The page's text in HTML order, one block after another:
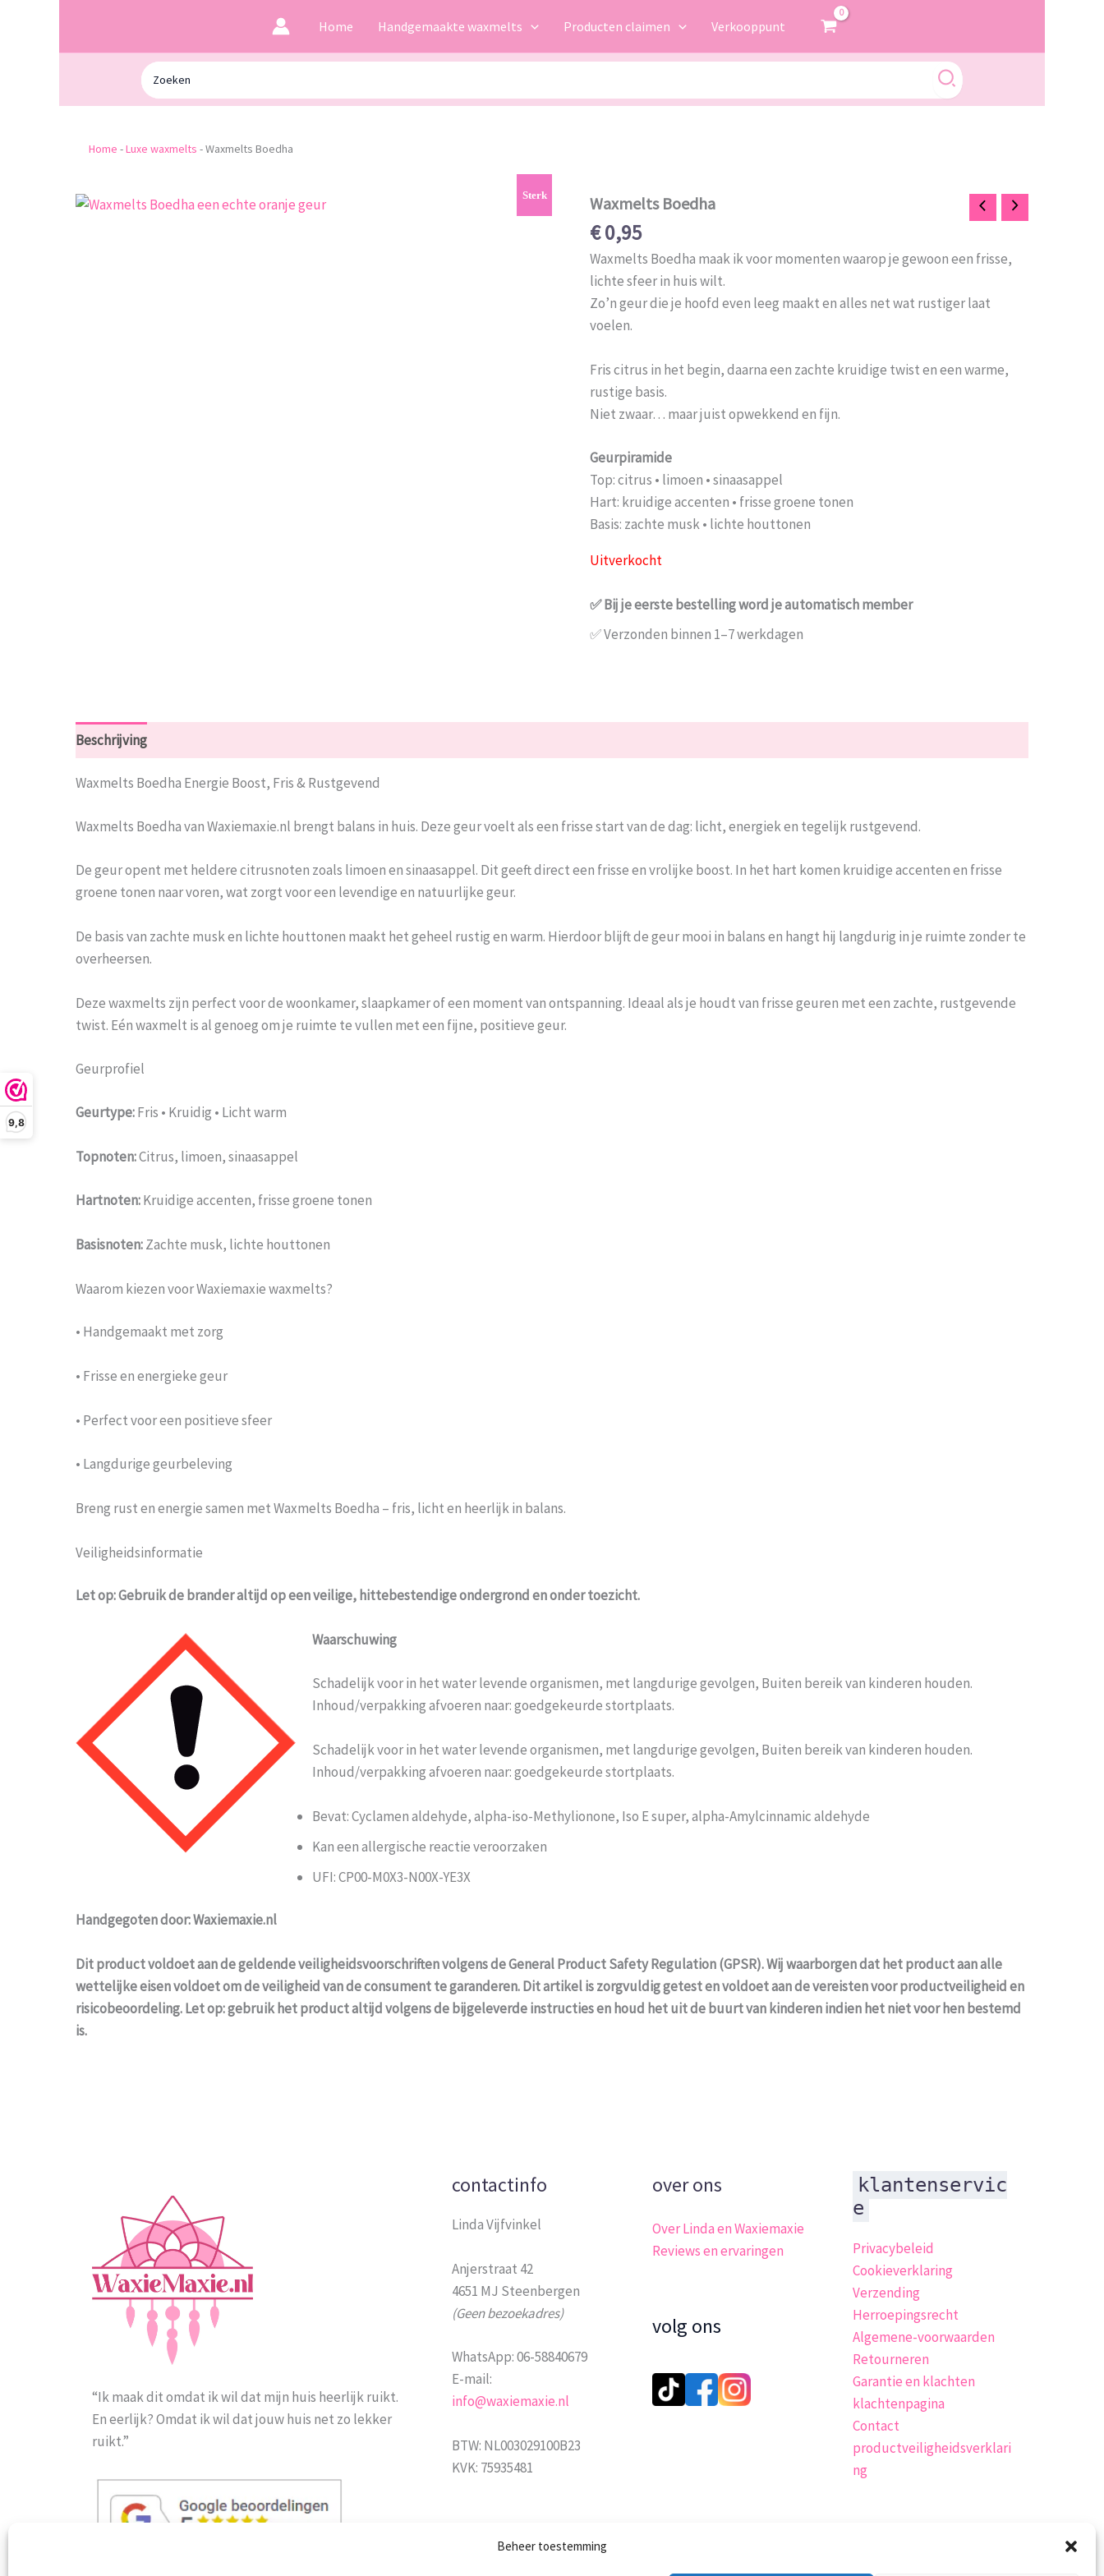
9,8
Beheer toestemming
Home Handgemaakte waxmelts Producten claimen Verkooppunt
Zoeken
naar:
Home -Luxe waxmelts -Waxmelts Boedha
Sterk Waxmelts Boedha
€0,95
Waxmelts Boedha maak ik voor momenten waarop je gewoon een frisse,
lichte sfeer in huis wilt.
Zo’n geur die je hoofd even leeg maakt en alles net wat rustiger laat
voelen.
Fris citrus in het begin, daarna een zachte kruidige twist en een warme,
rustige basis.
Niet zwaar… maar juist opwekkend en fijn.
Geurpiramide
Top: citrus • limoen • sinaasappel
Hart: kruidige accenten • frisse groene tonen
Basis: zachte musk • lichte houttonen
Uitverkocht
✅ Bij je eerste bestelling word je automatisch member
✅ Verzonden binnen 1–7 werkdagen
Beschrijving
Waxmelts Boedha Energie Boost, Fris & Rustgevend
Waxmelts Boedha van Waxiemaxie.nl brengt balans in huis. Deze geur voelt als een frisse start van de dag: licht, energiek en tegelijk rustgevend.
De geur opent met heldere citrusnoten zoals limoen en sinaasappel. Dit geeft direct een frisse en vrolijke boost. In het hart komen kruidige accenten en frisse
groene tonen naar voren, wat zorgt voor een levendige en natuurlijke geur.
De basis van zachte musk en lichte houttonen maakt het geheel rustig en warm. Hierdoor blijft de geur mooi in balans en hangt hij langdurig in je ruimte zonder te
overheersen.
Deze waxmelts zijn perfect voor de woonkamer, slaapkamer of een moment van ontspanning. Ideaal als je houdt van frisse geuren met een zachte, rustgevende
twist. Eén waxmelt is al genoeg om je ruimte te vullen met een fijne, positieve geur.
Geurprofiel
Geurtype:Fris • Kruidig • Licht warm
Topnoten:Citrus, limoen, sinaasappel
Hartnoten:Kruidige accenten, frisse groene tonen
Basisnoten:Zachte musk, lichte houttonen
Waarom kiezen voor Waxiemaxie waxmelts?
• Handgemaakt met zorg
• Frisse en energieke geur
• Perfect voor een positieve sfeer
• Langdurige geurbeleving
Breng rust en energie samen met Waxmelts Boedha – fris, licht en heerlijk in balans.
Veiligheidsinformatie
Let op: Gebruik de brander altijd op een veilige, hittebestendige ondergrond en onder toezicht.
Waarschuwing
Schadelijk voor in het water levende organismen, met langdurige gevolgen, Buiten bereik van kinderen houden.
Inhoud/verpakking afvoeren naar: goedgekeurde stortplaats.
Schadelijk voor in het water levende organismen, met langdurige gevolgen, Buiten bereik van kinderen houden.
Inhoud/verpakking afvoeren naar: goedgekeurde stortplaats.
Bevat: Cyclamen aldehyde, alpha-iso-Methylionone, Iso E super, alpha-Amylcinnamic aldehyde
Kan een allergische reactie veroorzaken
UFI: CP00-M0X3-N00X-YE3X
Handgegoten door: Waxiemaxie.nl
Dit product voldoet aan de geldende veiligheidsvoorschriften volgens de General Product Safety Regulation (GPSR). Wij waarborgen dat het product aan alle
wettelijke eisen voldoet om de veiligheid van de consument te garanderen. Dit artikel is zorgvuldig getest en voldoet aan de vereisten voor productveiligheid en
risicobeoordeling. Let op: gebruik het product altijd volgens de bijgeleverde instructies en houd het uit de buurt van kinderen indien het niet voor hen bestemd
is.
“Ik maak dit omdat ik wil dat mijn huis heerlijk ruikt.
En eerlijk? Omdat ik wil dat jouw huis net zo lekker
ruikt.”
contactinfo
Linda Vijfvinkel
Anjerstraat 42
4651 MJ Steenbergen
(Geen bezoekadres)
WhatsApp: 06-58840679
E-mail:
info@waxiemaxie.nl
BTW: NL003029100B23
KVK: 75935481
over ons
Over Linda en Waxiemaxie
Reviews en ervaringen
volg ons
klantenservic
e
Privacybeleid
Cookieverklaring
Verzending
Herroepingsrecht
Algemene-voorwaarden
Retourneren
Garantie en klachten
klachtenpagina
Contact
productveiligheidsverklari
ng